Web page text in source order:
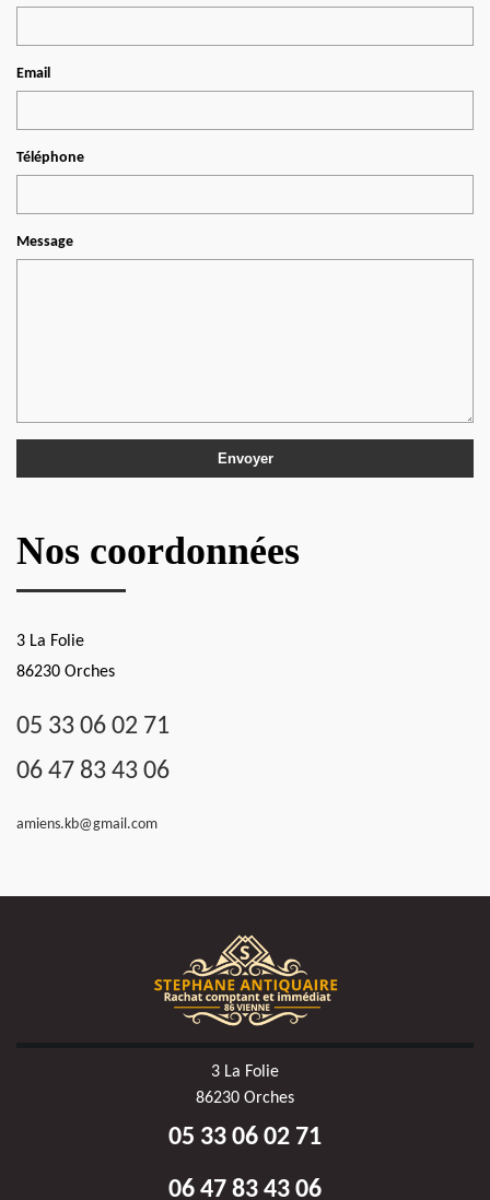
Email
Téléphone
Message
Nos coordonnées
3 La Folie
86230 Orches
05 33 06 02 71
06 47 83 43 06
amiens.kb@gmail.com
3 La Folie
86230 Orches
05 33 06 02 71
06 47 83 43 06